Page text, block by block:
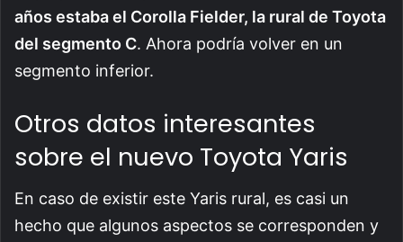
años estaba el Corolla Fielder, la rural de Toyota
del segmento C. Ahora podría volver en un
segmento inferior.
Otros datos interesantes
sobre el nuevo Toyota Yaris
En caso de existir este Yaris rural, es casi un
hecho que algunos aspectos se corresponden y